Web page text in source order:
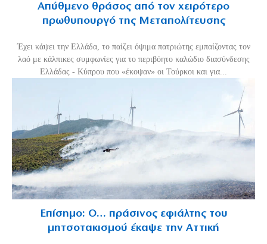
Απύθμενο θράσος από τον χειρότερο
πρωθυπουργό της Μεταπολίτευσης
Έχει κάψει την Ελλάδα, το παίζει όψιμα πατριώτης εμπαίζοντας τον
λαό με κάλπικες συμφωνίες για το περιβόητο καλώδιο διασύνδεσης
Ελλάδας - Κύπρου που «έκοψαν» οι Τούρκοι και για...
Επίσημο: Ο… πράσινος εφιάλτης του
μητσοτακισμού έκαψε την Αττική